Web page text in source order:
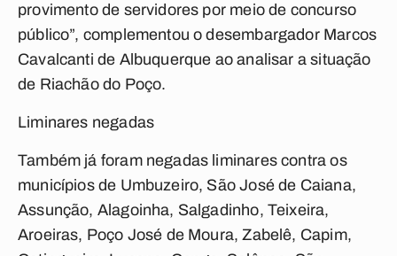
provimento de servidores por meio de concurso
público”, complementou o desembargador Marcos
Cavalcanti de Albuquerque ao analisar a situação
de Riachão do Poço.
Liminares negadas
Também já foram negadas liminares contra os
municípios de Umbuzeiro, São José de Caiana,
Assunção, Alagoinha, Salgadinho, Teixeira,
Aroeiras, Poço José de Moura, Zabelê, Capim,